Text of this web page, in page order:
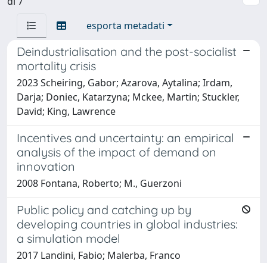
esporta metadati
Deindustrialisation and the post-socialist
mortality crisis
2023 Scheiring, Gabor; Azarova, Aytalina; Irdam,
Darja; Doniec, Katarzyna; Mckee, Martin; Stuckler,
David; King, Lawrence
Incentives and uncertainty: an empirical
analysis of the impact of demand on
innovation
2008 Fontana, Roberto; M., Guerzoni
Public policy and catching up by
developing countries in global industries:
a simulation model
2017 Landini, Fabio; Malerba, Franco